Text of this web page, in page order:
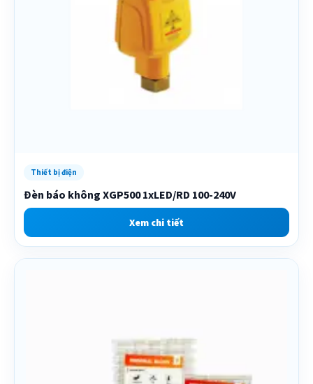
Thiết bị điện
Đèn báo không XGP500 1xLED/RD 100-240V
Xem chi tiết